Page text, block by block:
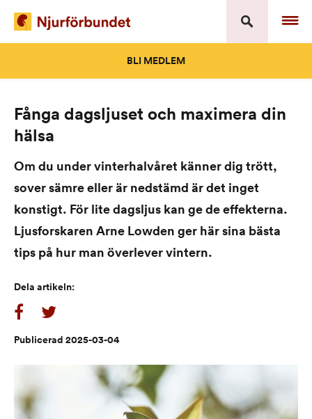
content
BLI MEDLEM
Fånga dagsljuset och maximera din
hälsa
Om du under vinterhalvåret känner dig trött,
sover sämre eller är nedstämd är det inget
konstigt. För lite dagsljus kan ge de effekterna.
Ljusforskaren Arne Lowden ger här sina bästa
tips på hur man överlever vintern.
Dela artikeln:
Publicerad 2025-03-04